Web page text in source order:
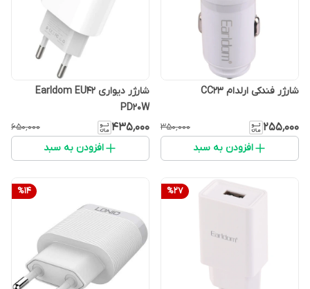
شارژر فندکی ارلدام CC23
۲۵۵٬۰۰۰ ۳۵۰٬۰۰۰
افزودن به سبد
شارژر دیواری Earldom EU42
PD20W
۴۳۵٬۰۰۰ ۶۵۰٬۰۰۰
افزودن به سبد
%27
%14